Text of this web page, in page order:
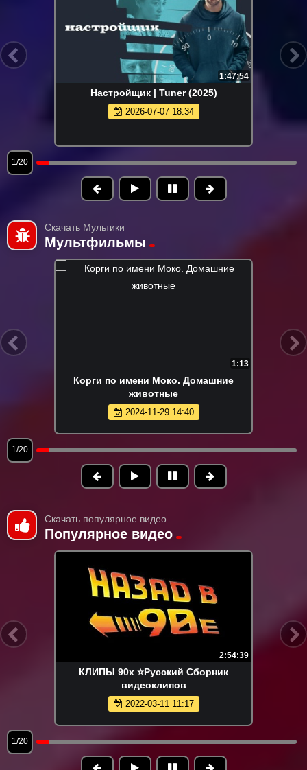
1:47:54
Настройщик | Tuner (2025)
2026-07-07 18:34
1/20
Скачать Мультики
Мультфильмы
1:13
Корги по имени Моко. Домашние
животные
2024-11-29 14:40
1/20
Скачать популярное видео
Популярное видео
2:54:39
КЛИПЫ 90х ⭐Русский Сборник
видеоклипов
2022-03-11 11:17
1/20